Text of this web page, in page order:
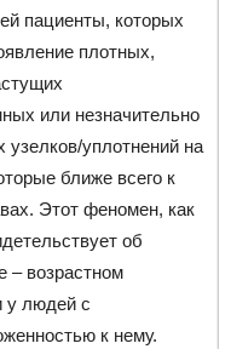
пациенты, которых
плотных,
или незначительно
узелков/уплотнений на
ближе всего к
Этот феномен, как
об
– возрастном
у людей с
к нему.